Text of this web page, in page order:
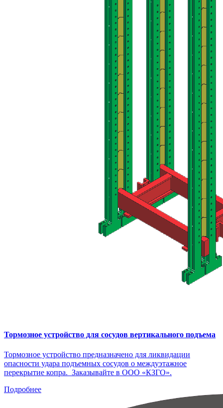
Тормозное устройство для сосудов вертикального подъема
Тормозное устройство предназначено для ликвидации
опасности удара подъемных сосудов о междуэтажное
перекрытие копра. Заказывайте в ООО «КЗГО».
Подробнее